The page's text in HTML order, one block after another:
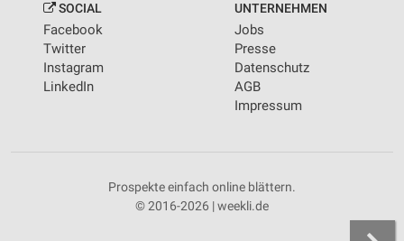
SOCIAL
Facebook
Twitter
Instagram
LinkedIn
UNTERNEHMEN
Jobs
Presse
Datenschutz
AGB
Impressum
Prospekte einfach online blättern.
© 2016-2026 | weekli.de